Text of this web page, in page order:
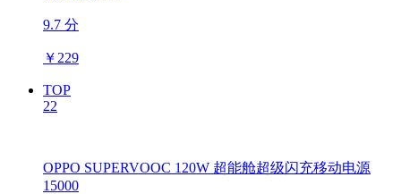
9.7 分
￥ 229
TOP
22
OPPO SUPERVOOC 120W 超能舱超级闪充移动电源
15000